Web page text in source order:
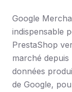
Google
indispensable
PrestaShop
marché
données
de Google,